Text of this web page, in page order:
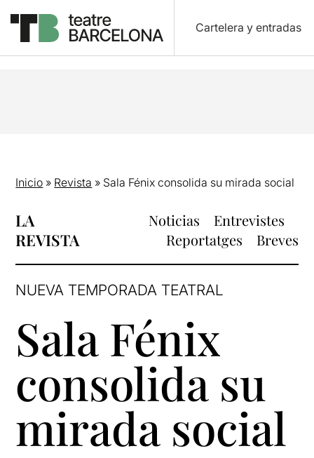
Cartelera y entradas
Inicio » Revista » Sala Fénix consolida su mirada social
LA
REVISTA
Noticias
Entrevistes
Reportatges
Breves
NUEVA TEMPORADA TEATRAL
Sala Fénix
consolida su
mirada social